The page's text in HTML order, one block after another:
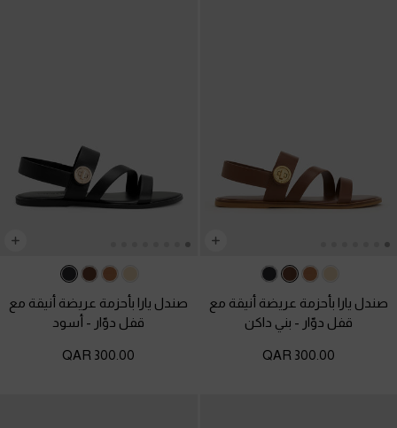
صندل يارا بأحزمة عريضة أنيقة مع
قفل دوّار - بني داكن
300.00 QAR
صندل يارا بأحزمة عريضة أنيقة مع
قفل دوّار - أسود
300.00 QAR